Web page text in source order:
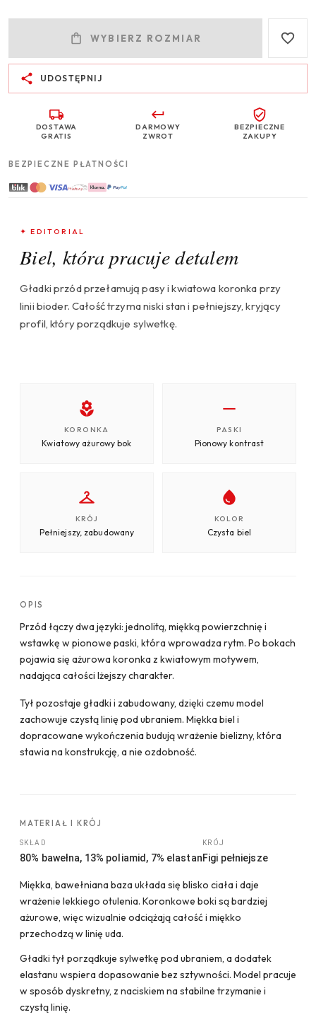
WYBIERZ ROZMIAR
UDOSTĘPNIJ
DOSTAWA
GRATIS
DARMOWY
ZWROT
BEZPIECZNE
ZAKUPY
BEZPIECZNE PŁATNOŚCI
✦ EDITORIAL
Biel, która pracuje detalem
Gładki przód przełamują pasy i kwiatowa koronka przy
linii bioder. Całość trzyma niski stan i pełniejszy, kryjący
profil, który porządkuje sylwetkę.
KORONKA
Kwiatowy ażurowy bok
PASKI
Pionowy kontrast
KRÓJ
Pełniejszy, zabudowany
KOLOR
Czysta biel
OPIS
Przód łączy dwa języki: jednolitą, miękką powierzchnię i
wstawkę w pionowe paski, która wprowadza rytm. Po bokach
pojawia się ażurowa koronka z kwiatowym motywem,
nadająca całości lżejszy charakter.
Tył pozostaje gładki i zabudowany, dzięki czemu model
zachowuje czystą linię pod ubraniem. Miękka biel i
dopracowane wykończenia budują wrażenie bielizny, która
stawia na konstrukcję, a nie ozdobność.
MATERIAŁ I KRÓJ
SKŁAD
80% bawełna, 13% poliamid, 7% elastan
KRÓJ
Figi pełniejsze
Miękka, bawełniana baza układa się blisko ciała i daje
wrażenie lekkiego otulenia. Koronkowe boki są bardziej
ażurowe, więc wizualnie odciążają całość i miękko
przechodzą w linię uda.
Gładki tył porządkuje sylwetkę pod ubraniem, a dodatek
elastanu wspiera dopasowanie bez sztywności. Model pracuje
w sposób dyskretny, z naciskiem na stabilne trzymanie i
czystą linię.